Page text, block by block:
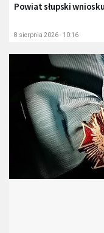
Powiat słupski
8 sierpnia 2026 - 10:16